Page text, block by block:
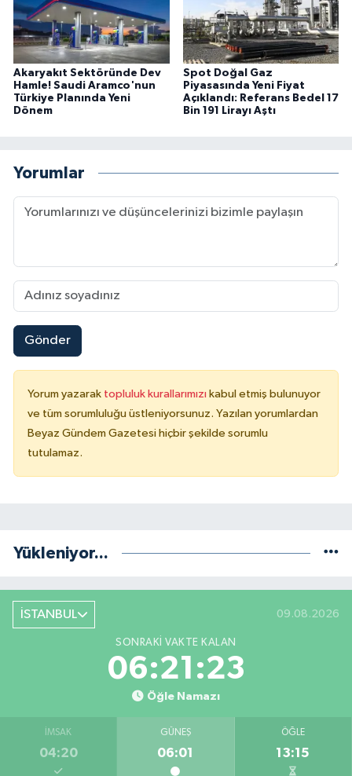
Akaryakıt Sektöründe Dev
Hamle! Saudi Aramco'nun
Türkiye Planında Yeni
Dönem
Spot Doğal Gaz
Piyasasında Yeni Fiyat
Açıklandı: Referans Bedel 17
Bin 191 Lirayı Aştı
Yorumlar
Gönder
Yorum yazarak topluluk kurallarımızı kabul etmiş bulunuyor
ve tüm sorumluluğu üstleniyorsunuz. Yazılan yorumlardan
Beyaz Gündem Gazetesi hiçbir şekilde sorumlu
tutulamaz.
Yükleniyor...
İSTANBUL 09.08.2026
SONRAKI VAKTE KALAN
06:21:22
Öğle Namazı
İMSAK
04:20
GÜNEŞ
06:01
ÖĞLE
13:15